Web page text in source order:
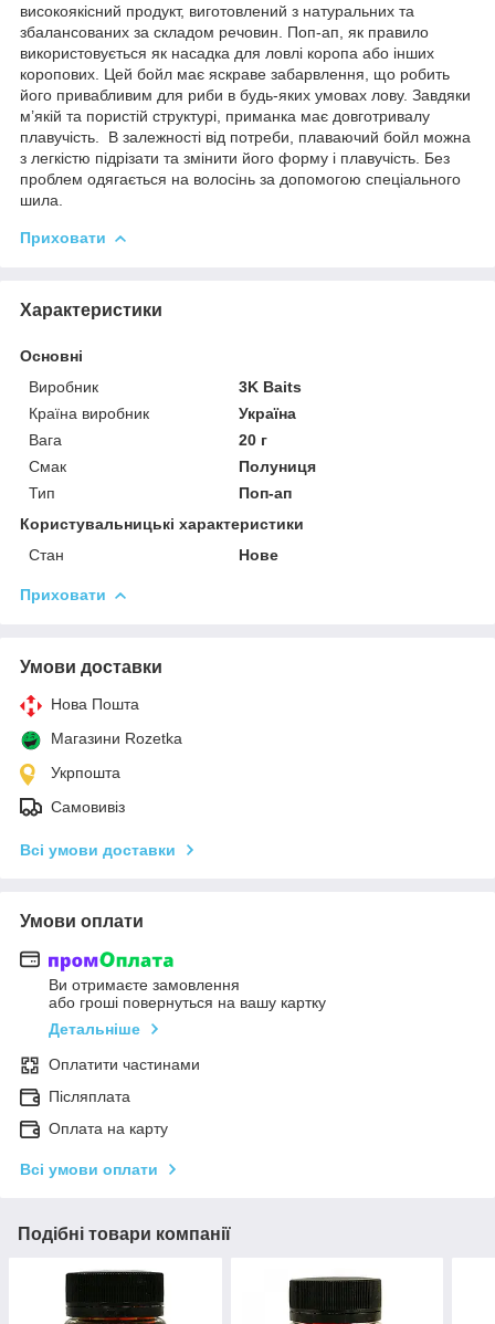
високоякісний продукт, виготовлений з натуральних та
збалансованих за складом речовин. Поп-ап, як правило
використовується як насадка для ловлі коропа або інших
коропових. Цей бойл має яскраве забарвлення, що робить
його привабливим для риби в будь-яких умовах лову. Завдяки
м’якій та пористій структурі, приманка має довготривалу
плавучість. В залежності від потреби, плаваючий бойл можна
з легкістю підрізати та змінити його форму і плавучість. Без
проблем одягається на волосінь за допомогою спеціального
шила.
Приховати
Характеристики
Основні
Виробник
3K Baits
Країна виробник
Україна
Вага
20 г
Смак
Полуниця
Тип
Поп-ап
Користувальницькі характеристики
Стан
Нове
Приховати
Умови доставки
Нова Пошта
Магазини Rozetka
Укрпошта
Самовивіз
Всі умови доставки
Умови оплати
Ви отримаєте замовлення
або гроші повернуться на вашу картку
Детальніше
Оплатити частинами
Післяплата
Оплата на карту
Всі умови оплати
Подібні товари компанії